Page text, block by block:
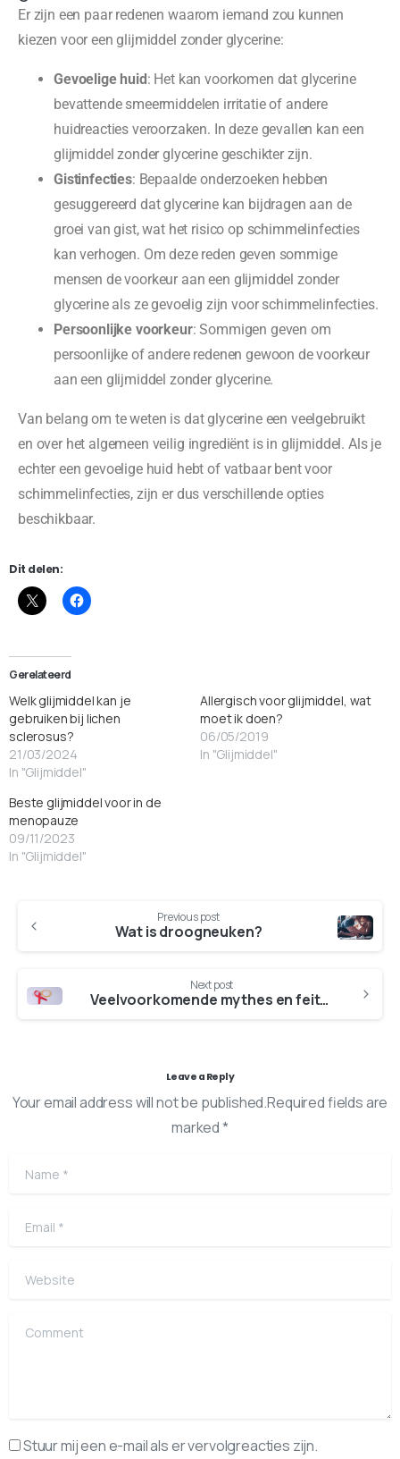
Er zijn een paar redenen waarom iemand zou kunnen
kiezen voor een glijmiddel zonder glycerine:
Gevoelige huid : Het kan voorkomen dat glycerine
bevattende smeermiddelen irritatie of andere
huidreacties veroorzaken. In deze gevallen kan een
glijmiddel zonder glycerine geschikter zijn.
Gistinfecties: Bepaalde onderzoeken hebben
gesuggereerd dat glycerine kan bijdragen aan de
groei van gist, wat het risico op schimmelinfecties
kan verhogen. Om deze reden geven sommige
mensen de voorkeur aan een glijmiddel zonder
glycerine als ze gevoelig zijn voor schimmelinfecties.
Persoonlijke voorkeur: Sommigen geven om
persoonlijke of andere redenen gewoon de voorkeur
aan een glijmiddel zonder glycerine.
Van belang om te weten is dat glycerine een veelgebruikt
en over het algemeen veilig ingrediënt is in glijmiddel. Als je
echter een gevoelige huid hebt of vatbaar bent voor
schimmelinfecties, zijn er dus verschillende opties
beschikbaar.
Dit delen:
Gerelateerd
Welk glijmiddel kan je
gebruiken bij lichen
sclerosus?
21/03/2024
In "Glijmiddel"
Allergisch voor glijmiddel, wat
moet ik doen?
06/05/2019
In "Glijmiddel"
Beste glijmiddel voor in de
menopauze
09/11/2023
In "Glijmiddel"
Previous post
Wat is droogneuken?
Next post
Veelvoorkomende mythes en feiten over soa’s
Leave a Reply
Your email address will not be published.Required fields are
marked *
Name
Email
Website
Comment
Stuur mij een e-mail als er vervolgreacties zijn.